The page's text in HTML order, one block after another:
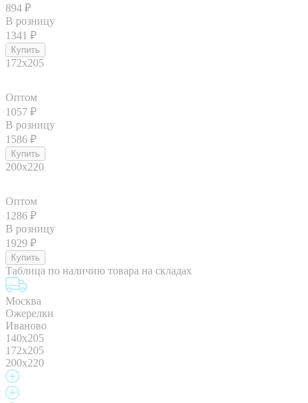
894 ₽
В розницу
1341 ₽
172x205
Оптом
1057 ₽
В розницу
1586 ₽
200x220
Оптом
1286 ₽
В розницу
1929 ₽
Таблица по наличию товара на складах
Москва
Ожерелки
Иваново
140x205
172x205
200x220